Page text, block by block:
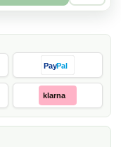
PayPal
klarna